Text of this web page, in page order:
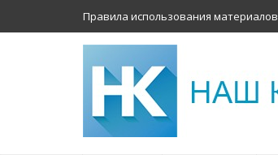
Правила использования материалов